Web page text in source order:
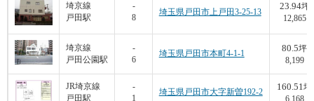
埼京線
戸田駅
-
8
埼玉県戸田市上戸田3-25-13
23.94坪
12,865
埼京線
戸田公園駅
-
6
埼玉県戸田市本町4-1-1
80.5坪
8,199
JR埼京線
戸田駅
-
1
埼玉県戸田市大字新曽192-2
160.51坪